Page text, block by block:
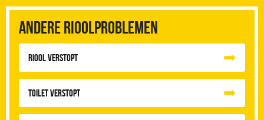
Andere rioolproblemen
Riool Verstopt
Toilet Verstopt